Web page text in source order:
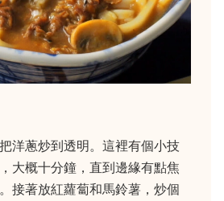
洋蔥炒到透明。這裡有個小技
大概十分鐘，直到邊緣有點焦
接著放紅蘿蔔和馬鈴薯，炒個